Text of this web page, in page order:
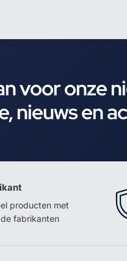
voor onze
nieuws en
producten met
fabrikanten